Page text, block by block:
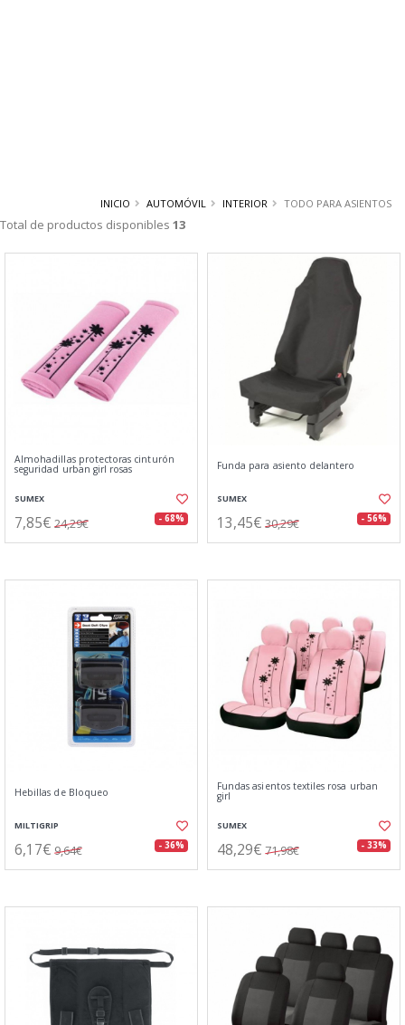
INICIO AUTOMÓVIL INTERIOR TODO PARA ASIENTOS
Total de productos disponibles 13
Almohadillas protectoras cinturón
seguridad urban girl rosas
SUMEX
7,85€ 24,29€ - 68%
Funda para asiento delantero
SUMEX
13,45€ 30,29€ - 56%
Hebillas de Bloqueo
MILTIGRIP
6,17€ 9,64€ - 36%
Fundas asientos textiles rosa urban
girl
SUMEX
48,29€ 71,98€ - 33%